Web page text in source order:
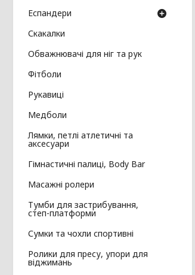
Еспандери
Скакалки
Обважнювачі для ніг та рук
Фітболи
Рукавиці
Медболи
Лямки, петлі атлетичні та
аксесуари
Гімнастичні палиці, Body Bar
Масажні ролери
Тумби для застрибування,
степ-платформи
Сумки та чохли спортивні
Ролики для пресу, упори для
віджимань